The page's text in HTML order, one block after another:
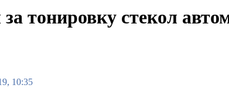
тонировку стекол
10:35